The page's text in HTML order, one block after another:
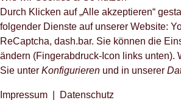
Durch Klicken auf „Alle akzeptieren“
folgender Dienste auf unserer Website:
ReCaptcha, dash.bar. Sie können die
ändern (Fingerabdruck-Icon links unten).
Sie unter Konfigurieren und in unserer
Impressum Datenschutz